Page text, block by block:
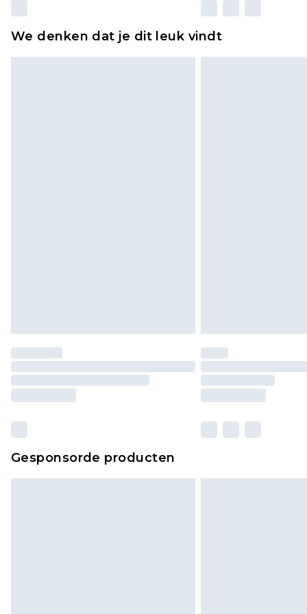
We denken dat je dit leuk vindt
Gesponsorde producten